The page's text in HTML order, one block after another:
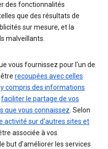
des fonctionnalités
que des résultats de
sur mesure, et la
malveillants.
vous fournissez pour l'un de
recoupées avec celles
compris des informations
faciliter le partage de vos
que vous connaissez. Selon
activité sur d'autres sites et
associée à vos
but d'améliorer les services